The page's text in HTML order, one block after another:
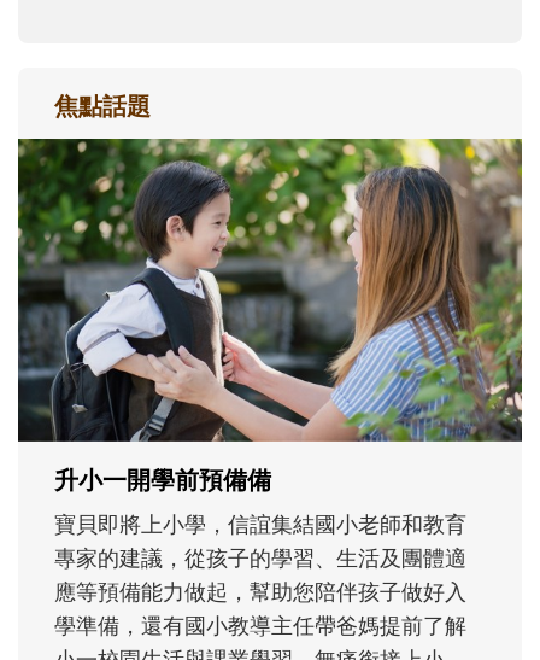
焦點話題
和孩子一起長大的那個男人│讀懂父親的
不同模樣
沒有人天生就擅長當爸爸！男人總是在一次
次「前所未有」的體驗中，跟著孩子一起長
大。從給予安全感的肢體遊戲，到獨立自
主、角色認同及解決問題的能力養成。爸爸
正嘗試用不同的模樣，參與孩子每個重要的